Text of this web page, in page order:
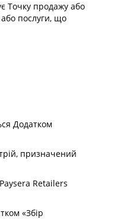
Точку продажу або
послуги, що
Додатком
призначений
Retailers
«Збір